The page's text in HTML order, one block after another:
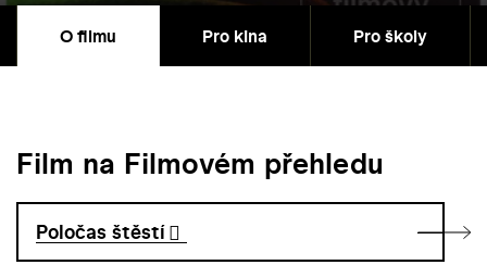
O filmu Pro kina Pro školy
Film na Filmovém přehledu
Poločas štěstí